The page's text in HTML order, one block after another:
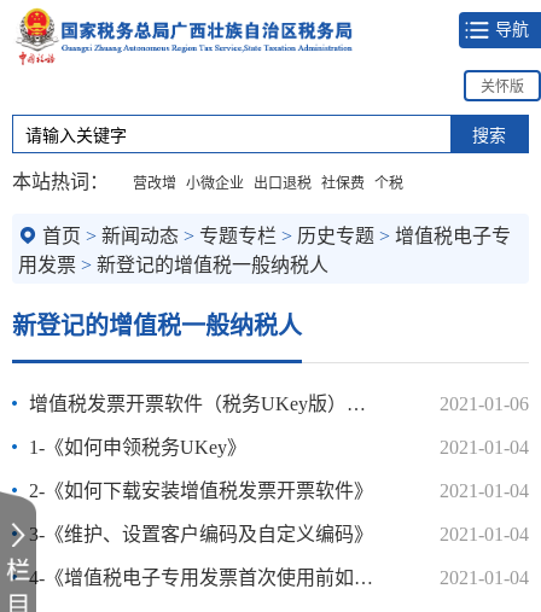
导航
关怀版
本站热词： 营改增 小微企业 出口退税 社保费 个税
首页 > 新闻动态 > 专题专栏 > 历史专题 > 增值税电子专
用发票 > 新登记的增值税一般纳税人
新登记的增值税一般纳税人
2021-01-06
增值税发票开票软件（税务UKey版）增值税电子专用发票开具（压..
2021-01-04
1-《如何申领税务UKey》
2021-01-04
2-《如何下载安装增值税发票开票软件》
2021-01-04
3-《维护、设置客户编码及自定义编码》
2021-01-04
4-《增值税电子专用发票首次使用前如何配置》